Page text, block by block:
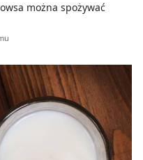
można spożywać